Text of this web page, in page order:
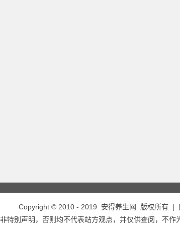
Copyright © 2010 - 2019 安得养生网 版权所有 |
特别声明，否则均不代表站方观点，并仅供查阅，不作